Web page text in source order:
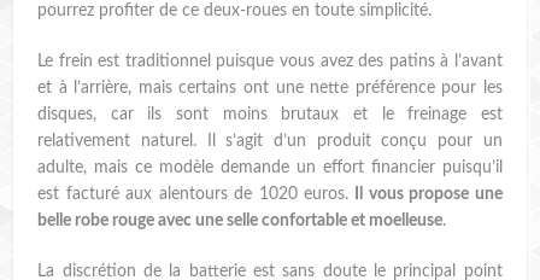
pourrez profiter de ce deux-roues en toute simplicité.
Le frein est traditionnel puisque vous avez des patins à l’avant
et à l’arrière, mais certains ont une nette préférence pour les
disques, car ils sont moins brutaux et le freinage est
relativement naturel. Il s’agit d’un produit conçu pour un
adulte, mais ce modèle demande un effort financier puisqu’il
est facturé aux alentours de 1020 euros.
Il vous propose une
belle robe rouge avec une selle confortable et moelleuse.
La discrétion de la batterie est sans doute le principal point